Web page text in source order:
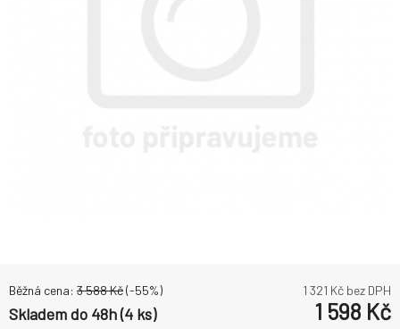
Běžná cena: 3 588Kč(-55%) 1 321 Kč bez DPH
Skladem do 48h (4 ks) 1 598 Kč